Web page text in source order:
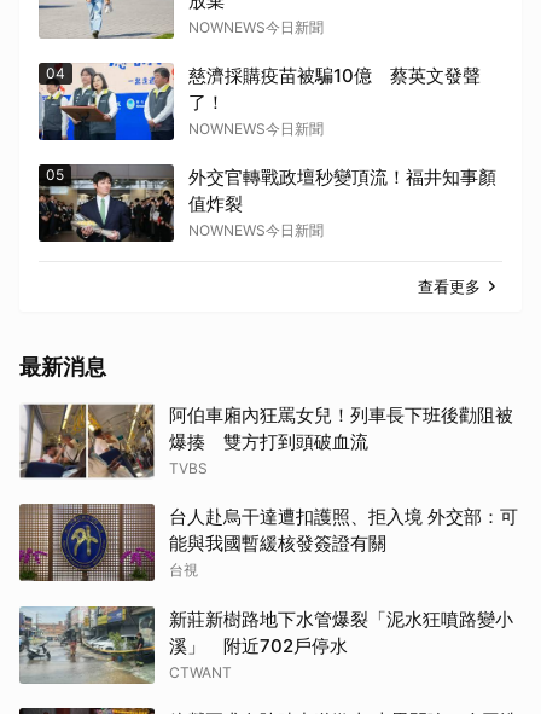
NOWNEWS今日新聞
04
慈濟採購疫苗被騙10億 蔡英文發聲
了！
NOWNEWS今日新聞
05
外交官轉戰政壇秒變頂流！福井知事顏
值炸裂
NOWNEWS今日新聞
查看更多
最新消息
阿伯車廂內狂罵女兒！列車長下班後勸阻被
爆揍 雙方打到頭破血流
TVBS
台人赴烏干達遭扣護照、拒入境 外交部：可
能與我國暫緩核發簽證有關
台視
新莊新樹路地下水管爆裂「泥水狂噴路變小
溪」 附近702戶停水
CTWANT